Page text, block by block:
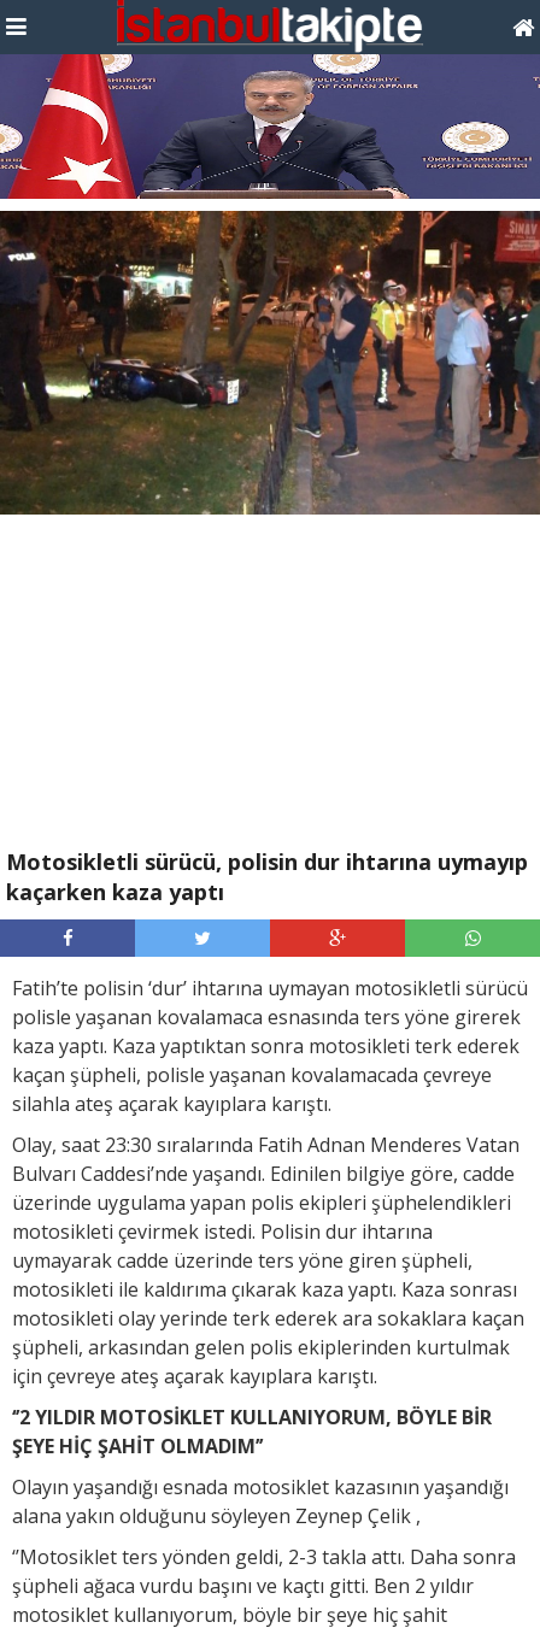
Motosikletli sürücü, polisin dur ihtarına uymayıp
kaçarken kaza yaptı
Fatih’te polisin ‘dur’ ihtarına uymayan motosikletli sürücü
polisle yaşanan kovalamaca esnasında ters yöne girerek
kaza yaptı. Kaza yaptıktan sonra motosikleti terk ederek
kaçan şüpheli, polisle yaşanan kovalamacada çevreye
silahla ateş açarak kayıplara karıştı.
Olay, saat 23:30 sıralarında Fatih Adnan Menderes Vatan
Bulvarı Caddesi’nde yaşandı. Edinilen bilgiye göre, cadde
üzerinde uygulama yapan polis ekipleri şüphelendikleri
motosikleti çevirmek istedi. Polisin dur ihtarına
uymayarak cadde üzerinde ters yöne giren şüpheli,
motosikleti ile kaldırıma çıkarak kaza yaptı. Kaza sonrası
motosikleti olay yerinde terk ederek ara sokaklara kaçan
şüpheli, arkasından gelen polis ekiplerinden kurtulmak
için çevreye ateş açarak kayıplara karıştı.
‘’2 YILDIR MOTOSİKLET KULLANIYORUM, BÖYLE BİR
ŞEYE HİÇ ŞAHİT OLMADIM’’
Olayın yaşandığı esnada motosiklet kazasının yaşandığı
alana yakın olduğunu söyleyen Zeynep Çelik ,
‘’Motosiklet ters yönden geldi, 2-3 takla attı. Daha sonra
şüpheli ağaca vurdu başını ve kaçtı gitti. Ben 2 yıldır
motosiklet kullanıyorum, böyle bir şeye hiç şahit